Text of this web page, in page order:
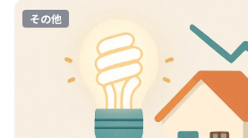
その他